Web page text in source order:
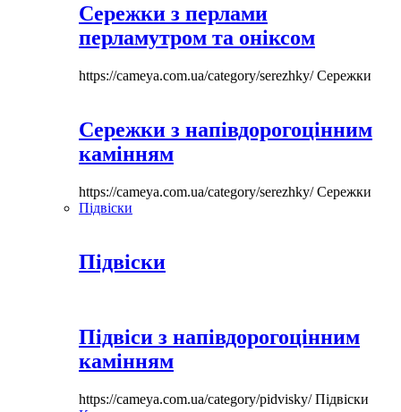
Сережки з перлами
перламутром та оніксом
https://cameya.com.ua/category/serezhky/Сережки
Сережки з напівдорогоцінним
камінням
https://cameya.com.ua/category/serezhky/Сережки
Підвіски
Підвіски
Підвіси з напівдорогоцінним
камінням
https://cameya.com.ua/category/pidvisky/Підвіски